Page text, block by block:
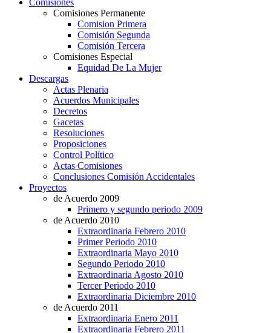
Comisiones
Comisiones Permanente
Comision Primera
Comisión Segunda
Comisión Tercera
Comisiones Especial
Equidad De La Mujer
Descargas
Actas Plenaria
Acuerdos Municipales
Decretos
Gacetas
Resoluciones
Proposiciones
Control Político
Actas Comisiones
Conclusiones Comisión Accidentales
Proyectos
de Acuerdo 2009
Primero y segundo periodo 2009
de Acuerdo 2010
Extraordinaria Febrero 2010
Primer Periodo 2010
Extraordinaria Mayo 2010
Segundo Periodo 2010
Extraordinaria Agosto 2010
Tercer Periodo 2010
Extraordinaria Diciembre 2010
de Acuerdo 2011
Extraordinaria Enero 2011
Extraordinaria Febrero 2011